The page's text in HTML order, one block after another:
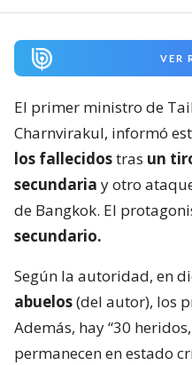
VER
El primer ministro de
Charnvirakul, informó
los fallecidostras un
secundaria y otro
de Bangkok. El
secundario.
Según la autoridad, en
abuelos(del autor), los
Además, hay “30
permanecen en estado